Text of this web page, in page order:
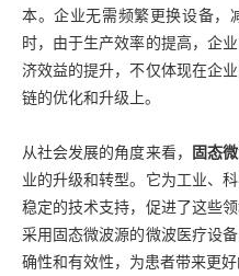
本。企业无需频繁更换设备，
时，由于生产效率的提高，企
济效益的提升，不仅体现在企
链的优化和升级上。
从社会发展的角度来看， 固态
业的升级和转型。它为工业、
稳定的技术支持，促进了这些
采用固态微波源的微波医疗设
确性和有效性，为患者带来更好